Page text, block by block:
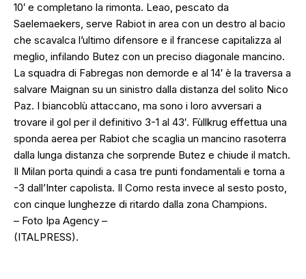
10′ e completano la rimonta. Leao, pescato da
Saelemaekers, serve Rabiot in area con un destro al bacio
che scavalca l’ultimo difensore e il francese capitalizza al
meglio, infilando Butez con un preciso diagonale mancino.
La squadra di Fabregas non demorde e al 14′ è la traversa a
salvare Maignan su un sinistro dalla distanza del solito Nico
Paz. I biancoblù attaccano, ma sono i loro avversari a
trovare il gol per il definitivo 3-1 al 43′. Fùllkrug effettua una
sponda aerea per Rabiot che scaglia un mancino rasoterra
dalla lunga distanza che sorprende Butez e chiude il match.
Il Milan porta quindi a casa tre punti fondamentali e torna a
-3 dall’Inter capolista. Il Como resta invece al sesto posto,
con cinque lunghezze di ritardo dalla zona Champions.
– Foto Ipa Agency –
(ITALPRESS).